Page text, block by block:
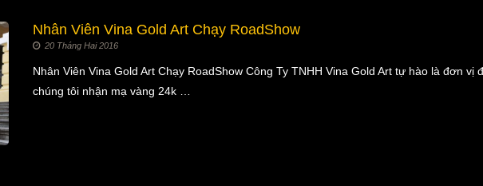
Nhân Viên Vina Gold Art Chạy RoadShow
20 Tháng Hai 2016
Nhân Viên Vina Gold Art Chạy RoadShow Công Ty TNHH Vina Gold Art tự hào là đơn vị
chúng tôi nhận mạ vàng 24k …